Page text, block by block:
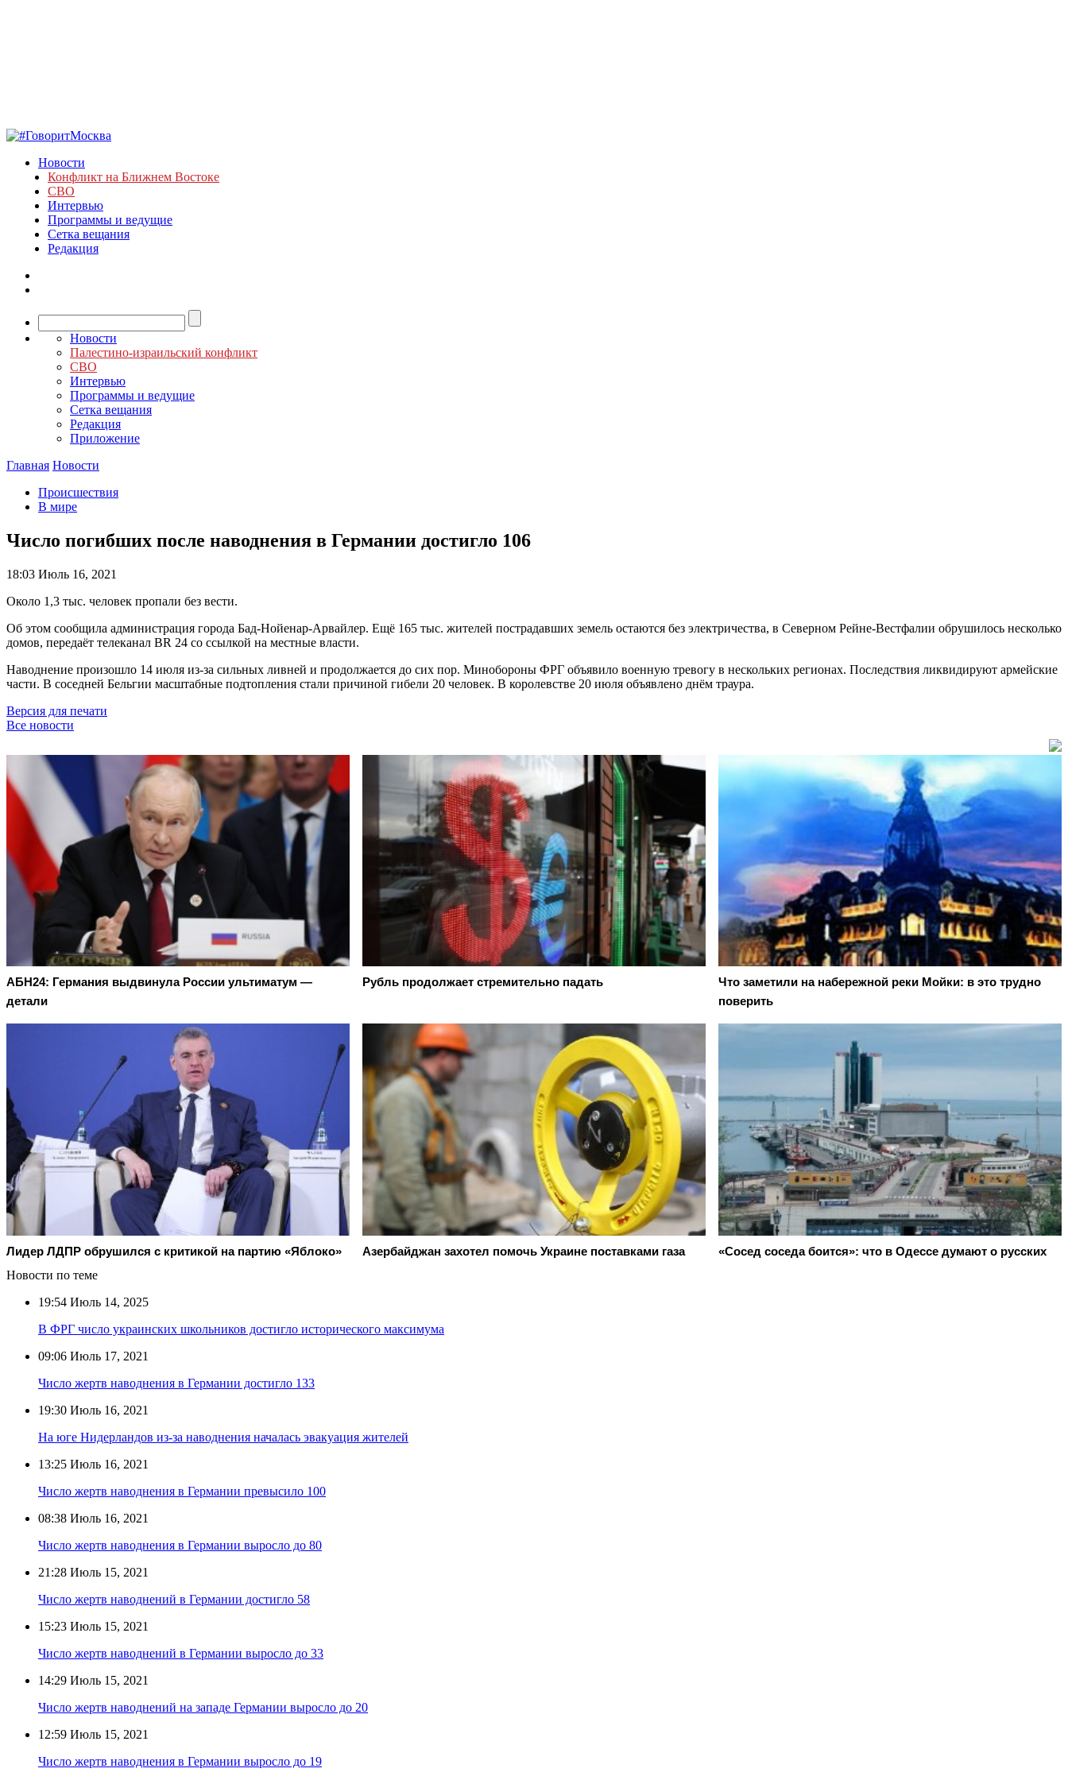
Новости
Конфликт на Ближнем Востоке
СВО
Интервью
Программы и ведущие
Сетка вещания
Редакция
Новости
Палестино-израильский конфликт
СВО
Интервью
Программы и ведущие
Сетка вещания
Редакция
Приложение
Главная Новости
Происшествия
В мире
Число погибших после наводнения в Германии достигло 106
18:03 Июль 16, 2021
Около 1,3 тыс. человек пропали без вести.
Об этом сообщила администрация города Бад-Нойенар-Арвайлер. Ещё 165 тыс. жителей пострадавших земель остаются без электричества, в Северном Рейне-Вестфалии обрушилось несколько
домов, передаёт телеканал BR 24 со ссылкой на местные власти.
Наводнение произошло 14 июля из-за сильных ливней и продолжается до сих пор. Минобороны ФРГ объявило военную тревогу в нескольких регионах. Последствия ликвидируют армейские
части. В соседней Бельгии масштабные подтопления стали причиной гибели 20 человек. В королевстве 20 июля объявлено днём траура.
Версия для печати
Все новости
АБН24: Германия выдвинула России ультиматум —
детали
Рубль продолжает стремительно падать
Что заметили на набережной реки Мойки: в это трудно
поверить
Лидер ЛДПР обрушился с критикой на партию «Яблоко» Азербайджан захотел помочь Украине поставками газа
«Сосед соседа боится»: что в Одессе думают о русских
Новости по теме
19:54 Июль 14, 2025
В ФРГ число украинских школьников достигло исторического максимума
09:06 Июль 17, 2021
Число жертв наводнения в Германии достигло 133
19:30 Июль 16, 2021
На юге Нидерландов из-за наводнения началась эвакуация жителей
13:25 Июль 16, 2021
Число жертв наводнения в Германии превысило 100
08:38 Июль 16, 2021
Число жертв наводнения в Германии выросло до 80
21:28 Июль 15, 2021
Число жертв наводнений в Германии достигло 58
15:23 Июль 15, 2021
Число жертв наводнений в Германии выросло до 33
14:29 Июль 15, 2021
Число жертв наводнений на западе Германии выросло до 20
12:59 Июль 15, 2021
Число жертв наводнения в Германии выросло до 19